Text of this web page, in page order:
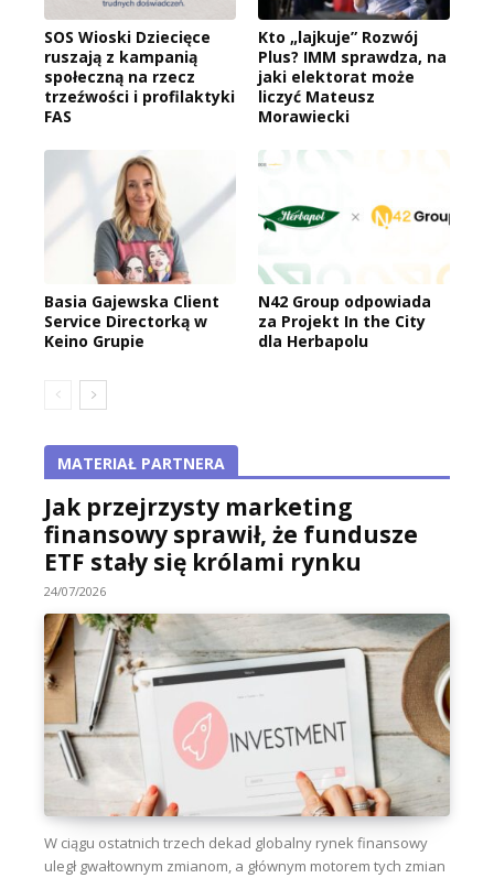
SOS Wioski Dziecięce
ruszają z kampanią
społeczną na rzecz
trzeźwości i profilaktyki
FAS
Kto „lajkuje” Rozwój
Plus? IMM sprawdza, na
jaki elektorat może
liczyć Mateusz
Morawiecki
Basia Gajewska Client
Service Directorką w
Keino Grupie
N42 Group odpowiada
za Projekt In the City
dla Herbapolu
MATERIAŁ PARTNERA
Jak przejrzysty marketing
finansowy sprawił, że fundusze
ETF stały się królami rynku
24/07/2026
W ciągu ostatnich trzech dekad globalny rynek finansowy
uległ gwałtownym zmianom, a głównym motorem tych zmian